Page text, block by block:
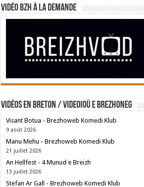
Vidéo BZH à la demande
Vidéos en breton / Videoioù e brezhoneg
Visant Botua - Brezhoweb Komedi Klub
9 août 2026
Manu Mehu - Brezhoweb Komedi Klub
21 juillet 2026
An Hellfest - 4 Munud e Breizh
13 juillet 2026
Stefan Ar Gall - Brezhoweb Komedi Klub